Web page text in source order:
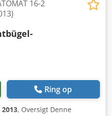
16-2
Ring op
2013, Oversigt Denne